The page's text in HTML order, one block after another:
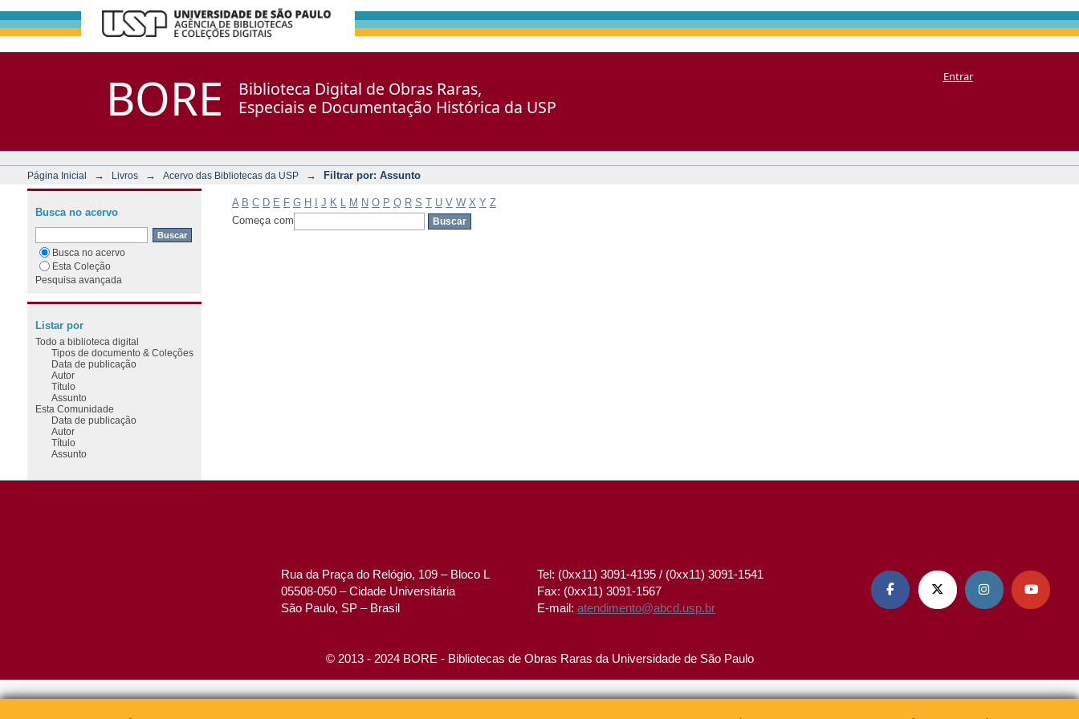
BORE
Biblioteca Digital de Obras Raras,
Especiais e Documentação Histórica da USP
Entrar
Página Inicial → Livros → Acervo das Bibliotecas da USP → Filtrar por: Assunto
A B C D E F G H J K M N O P Q R S T U V W X Y Z
Começa com
Busca no acervo
Busca no acervo
Esta Coleção
Pesquisa avançada
Listar por
Todo a biblioteca digital
Tipos de documento & Coleções
Data de publicação
Autor
Título
Assunto
Esta Comunidade
Data de publicação
Autor
Título
Assunto
Rua da Praça do Relógio, 109 – Bloco L
05508-050 – Cidade Universitária
São Paulo, SP – Brasil
Tel: (0xx11) 3091-4195 / (0xx11) 3091-1541
Fax: (0xx11) 3091-1567
E-mail:atendimento@abcd.usp.br
   
© 2013 - 2024 BORE - Bibliotecas de Obras Raras da Universidade de São Paulo